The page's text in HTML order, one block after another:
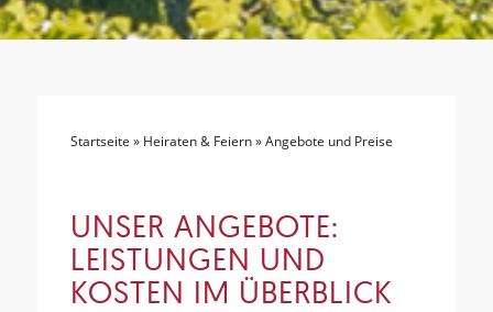
Startseite » Heiraten & Feiern»Angebote und Preise
UNSER ANGEBOTE:
LEISTUNGEN UND
KOSTEN IM ÜBERBLICK